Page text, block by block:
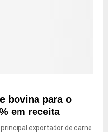
bovina para o
em receita
exportador de carne